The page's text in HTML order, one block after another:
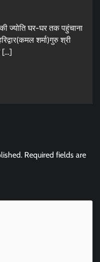
ज्योति घर-घर तक पहुंचाना
शर्मा)गुरु श्री
[…]
Required fields are